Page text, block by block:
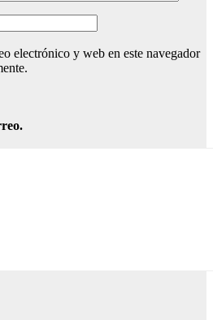
electrónico y web en este navegador